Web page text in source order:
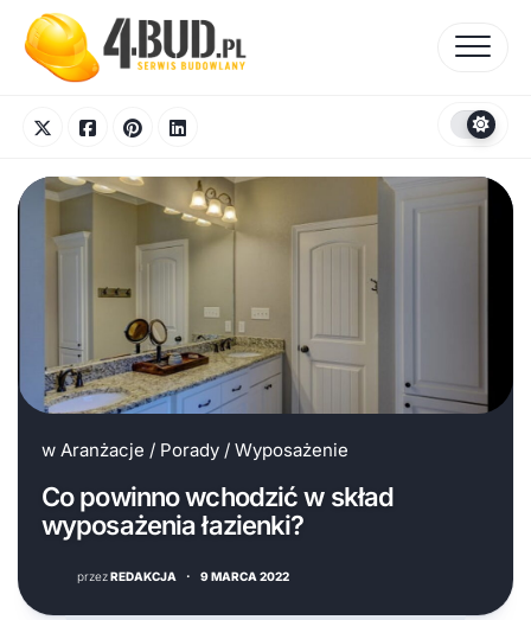
content
w Aranżacje / Porady / Wyposażenie
Co powinno wchodzić w skład
wyposażenia łazienki?
przezREDAKCJA · 9 MARCA 2022